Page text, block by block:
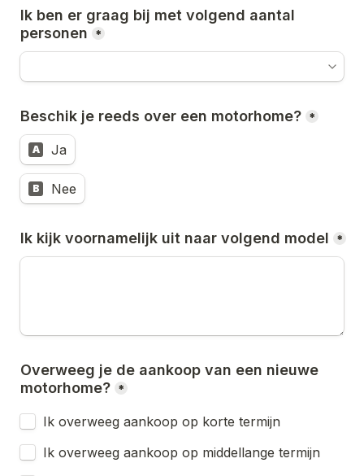
Ik ben er graag bij met volgend aantal
personen
*
Beschik je reeds over een motorhome? *
A Ja
B Nee
Ik kijk voornamelijk uit naar volgend model *
Overweeg je de aankoop van een nieuwe
motorhome? *
Ik overweeg aankoop op korte termijn
Ik overweeg aankoop op middellange termijn